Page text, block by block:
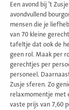
Een avond bij ’t
avondvullend
mensen die je
van 70 kleine
tafeltje dat ook de
geen rol. Maak per
gerechtjes per
personeel.
Zusje sferen. Zo
relaxmomentje met
vaste prijs van 7,60